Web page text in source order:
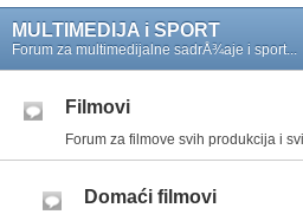
MULTIMEDIJA i SPORT
Forum za multimedijalne sadrÅ¾aje i sport...
Filmovi
Forum za filmove svih produkcija i
Domaći filmovi